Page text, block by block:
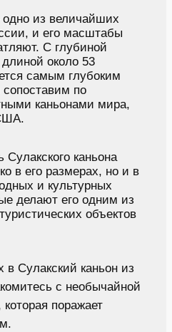
из величайших
и его масштабы
С глубиной
около 53
самым глубоким
по
каньонами мира,
Сулакского каньона
в его размерах, но и в
и культурных
делают его одним из
объектов
в Сулакский каньон из
с необычайной
поражает